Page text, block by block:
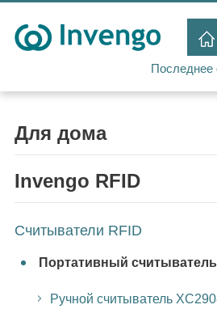
Последнее
Для дома
Invengo RFID
Считыватели RFID
Портативный считыватель
Ручной считыватель